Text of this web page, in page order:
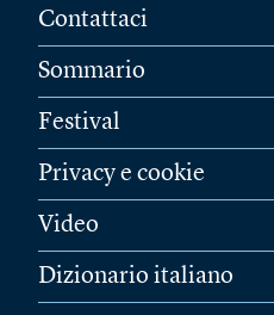
Contattaci
Sommario
Festival
Privacy e cookie
Video
Dizionario italiano